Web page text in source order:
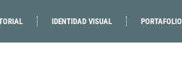
IDENTIDAD VISUAL PORTAFOLIO